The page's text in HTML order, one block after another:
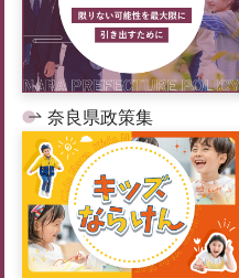
奈良県政策集